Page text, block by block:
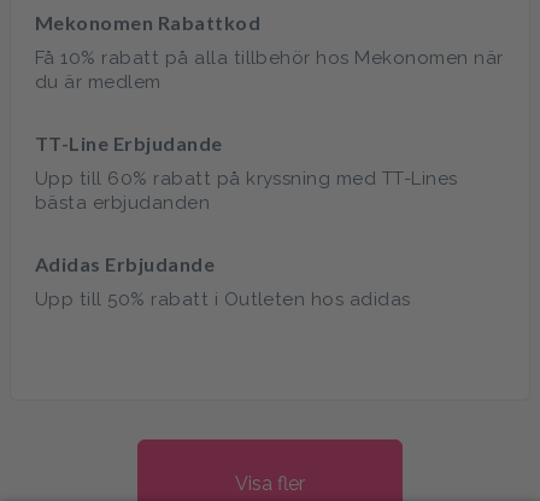
Mekonomen Rabattkod
Få 10% rabatt på alla tillbehör hos Mekonomen när
du är medlem
TT-Line Erbjudande
Upp till 60% rabatt på kryssning med TT-Lines
bästa erbjudanden
Adidas Erbjudande
Upp till 50% rabatt i Outleten hos adidas
Visa fler